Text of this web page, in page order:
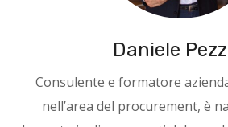
Daniele
Consulente e formatore
nell’area del procurement, è